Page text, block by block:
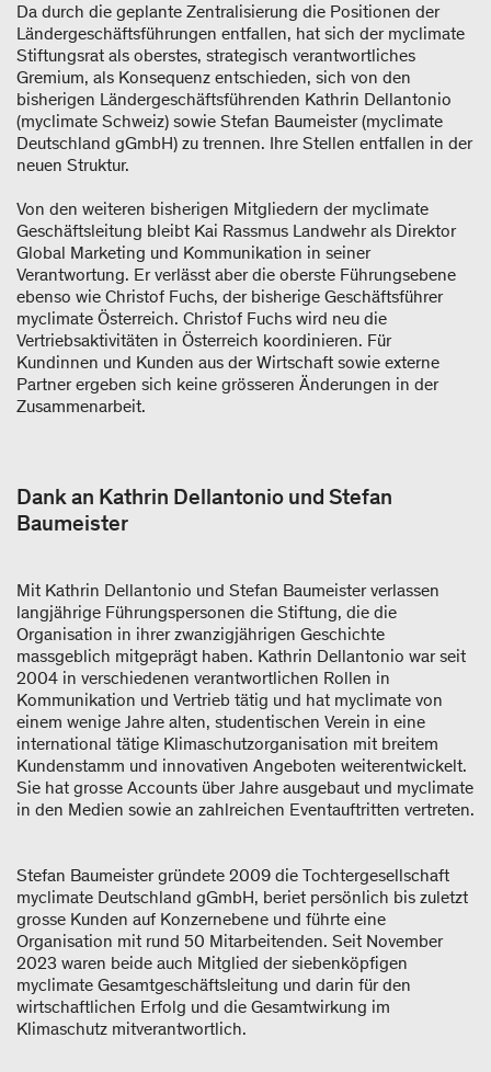
Da durch die geplante Zentralisierung die Positionen der
Ländergeschäftsführungen entfallen, hat sich der myclimate
Stiftungsrat als oberstes, strategisch verantwortliches
Gremium, als Konsequenz entschieden, sich von den
bisherigen Ländergeschäftsführenden Kathrin Dellantonio
(myclimate Schweiz) sowie Stefan Baumeister (myclimate
Deutschland gGmbH) zu trennen. Ihre Stellen entfallen in der
neuen Struktur.
Von den weiteren bisherigen Mitgliedern der myclimate
Geschäftsleitung bleibt Kai Rassmus Landwehr als Direktor
Global Marketing und Kommunikation in seiner
Verantwortung. Er verlässt aber die oberste Führungsebene
ebenso wie Christof Fuchs, der bisherige Geschäftsführer
myclimate Österreich. Christof Fuchs wird neu die
Vertriebsaktivitäten in Österreich koordinieren. Für
Kundinnen und Kunden aus der Wirtschaft sowie externe
Partner ergeben sich keine grösseren Änderungen in der
Zusammenarbeit.
Dank an Kathrin Dellantonio und Stefan
Baumeister
Mit Kathrin Dellantonio und Stefan Baumeister verlassen
langjährige Führungspersonen die Stiftung, die die
Organisation in ihrer zwanzigjährigen Geschichte
massgeblich mitgeprägt haben. Kathrin Dellantonio war seit
2004 in verschiedenen verantwortlichen Rollen in
Kommunikation und Vertrieb tätig und hat myclimate von
einem wenige Jahre alten, studentischen Verein in eine
international tätige Klimaschutzorganisation mit breitem
Kundenstamm und innovativen Angeboten weiterentwickelt.
Sie hat grosse Accounts über Jahre ausgebaut und myclimate
in den Medien sowie an zahlreichen Eventauftritten vertreten.
Stefan Baumeister gründete 2009 die Tochtergesellschaft
myclimate Deutschland gGmbH, beriet persönlich bis zuletzt
grosse Kunden auf Konzernebene und führte eine
Organisation mit rund 50 Mitarbeitenden. Seit November
2023 waren beide auch Mitglied der siebenköpfigen
myclimate Gesamtgeschäftsleitung und darin für den
wirtschaftlichen Erfolg und die Gesamtwirkung im
Klimaschutz mitverantwortlich.